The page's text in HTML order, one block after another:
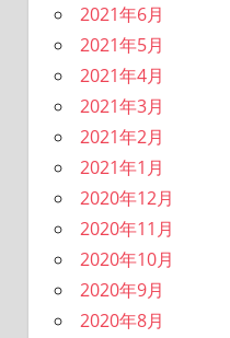
2021年6月
2021年5月
2021年4月
2021年3月
2021年2月
2021年1月
2020年12月
2020年11月
2020年10月
2020年9月
2020年8月